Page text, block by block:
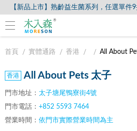
【新品上市】熟齡益生菌系列，任選單件
首頁 實體通路 香港 All About
All About Pets 太子
門市地址： 太子塘尾鴨寮街4號
門市電話： +852 5593 7464
營業時間： 依門市實際營業時間為主